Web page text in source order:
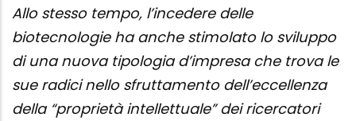
Allo stesso tempo, l’incedere delle
biotecnologie ha anche stimolato lo sviluppo
di una nuova tipologia d’impresa che trova le
sue radici nello sfruttamento dell’eccellenza
della “proprietà intellettuale” dei ricercatori